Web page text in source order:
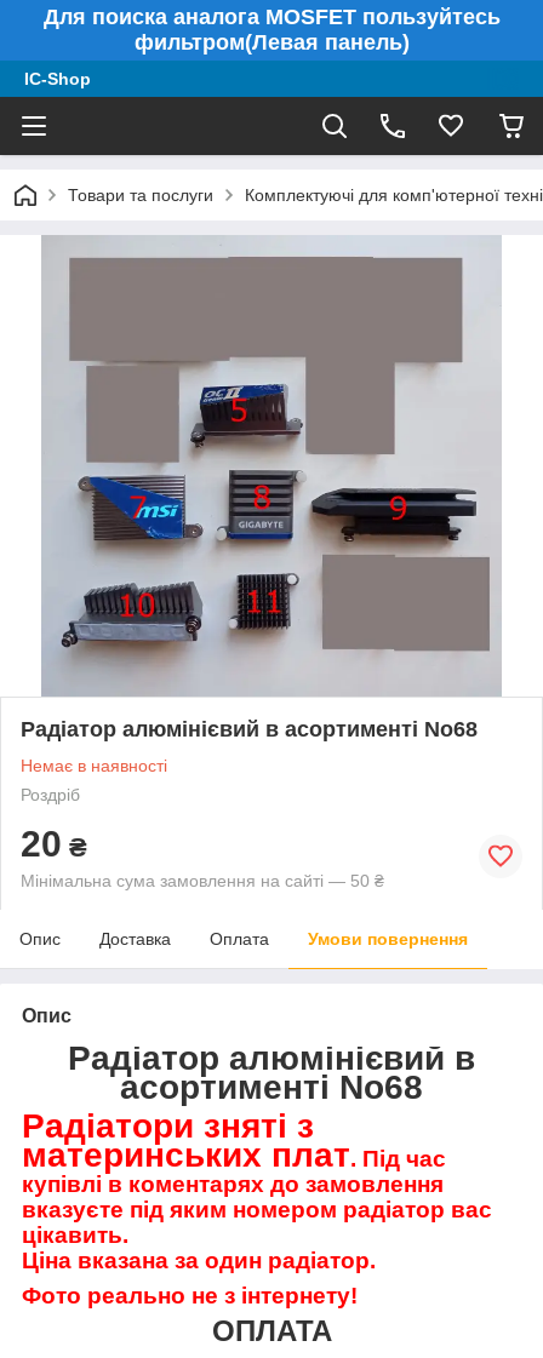
Для поиска аналога MOSFET пользуйтесь
фильтром(Левая панель)
IC-Shop
Товари та послуги Комплектуючі для комп'ютерної
Радіатор алюмінієвий в асортименті No68
Немає в наявності
Роздріб
20 ₴
Мінімальна сума замовлення на сайті — 50 ₴
Опис Доставка Оплата Умови повернення
Опис
Радіатор алюмінієвий в
асортименті No68
Радіатори зняті з
материнських плат. Під час
купівлі в коментарях до замовлення
вказуєте під яким номером радіатор вас
цікавить.
Ціна вказана за один радіатор.
Фото реально не з інтернету!
ОПЛАТА